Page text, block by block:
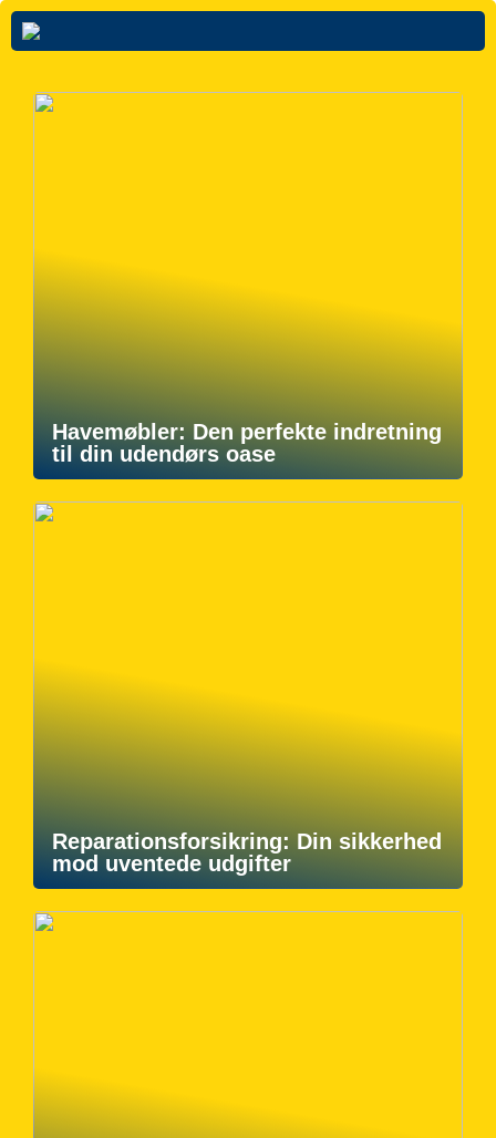
Havemøbler: Den perfekte indretning
til din udendørs oase
Reparationsforsikring: Din sikkerhed
mod uventede udgifter